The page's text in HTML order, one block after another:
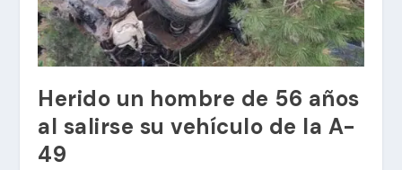
Herido un hombre de 56 años
al salirse su vehículo de la A-
49